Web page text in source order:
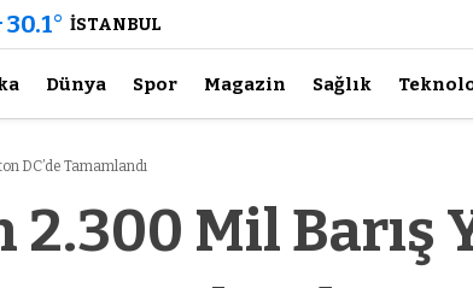
30.1° İSTANBUL
Dünya Spor Magazin Sağlık
DC’de Tamamlandı
Mil Barış